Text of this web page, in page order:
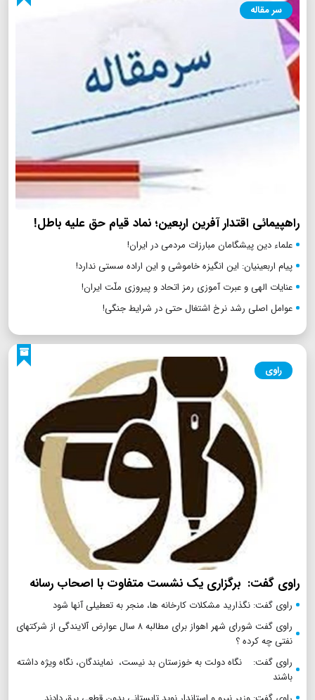
سر مقاله
راهپیمائی اقتدار آفرین اربعین؛ نماد قیام حق علیه باطل!
علماء دین پیشگامان مبارزات مردمی در ایران!
پیام اربعینیان: این انگیزه خاموشی و این اراده سستی ندارد!
عنایات الهی و عبرت آموزی رمز اتحاد و پیروزی ملّت ایران!
عوامل اصلی رشد نرخ اشتغال حتی در شرایط جنگی!
راوی
راوی گفت: برگزاری یک نشست متفاوت با اصحاب رسانه
راوی گفت: نگذارید مشکلات کارخانه ها، منجر به تعطیلی آنها شود
راوی گفت شورای شهر اهواز برای مطالبه ۸ سال عوارض آلایندگی از شرکتهای
نفتی چه کرده ؟
راوی گفت: نگاه دولت به خوزستان بد نیست، نمایندگان، نگاه ویژه داشته
باشند